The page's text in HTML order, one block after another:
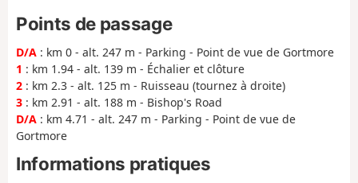
Points de passage
D/A : km 0 - alt. 247 m - Parking - Point de vue de Gortmore
1 : km 1.94 - alt. 139 m - Échalier et clôture
2 : km 2.3 - alt. 125 m - Ruisseau (tournez à droite)
3 : km 2.91 - alt. 188 m - Bishop's Road
D/A : km 4.71 - alt. 247 m - Parking - Point de vue de
Gortmore
Informations pratiques